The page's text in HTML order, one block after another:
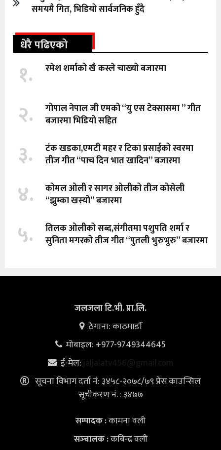
समयमै गित, भिडियो सार्वजनिक हुँदै
धेरै पढिएको
१. रमेश शर्माको खै कस्ले चाख्यो बजारमा
२.
गोपाल नेपाल जी एमको “यु एस टेक्सासमा ” गीत
बजारमा भिडियो सहित
३.
टंक खडका,एमटी महर र टिका प्रसाईको स्वरमा
तीज गीत “पाच दिन भात खादिन” बजारमा
४.
कोमल ओली र सागर ओलीको तीज कोसेली
“झुम्का खस्यो” बजारमा
५.
तिलक ओलीको सब्द,संगीतमा पशुपति शर्मा र
सुनिता मगरको तीज गीत “पुतली भुरुभुरु” बजारमा
जलजला टि.भी. प्रा.लि.
ठेगाना: काठमाडौँ
मोबाइल: +977-9749344645
ई-मेल: jaljalatv456@gmail.com
सूचना विभाग दर्ता नं: ३४५८-२०७८/७९ प्रेस काउन्सिल
सूचीकरण नं. : ३४७७
सम्पादक :कामना वली
सञ्‍चालक :कबिन्द्र वली